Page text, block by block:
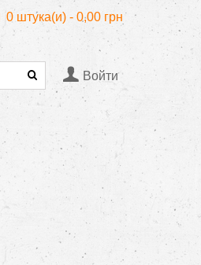
0 штука(и) - 0,00 грн
Войти